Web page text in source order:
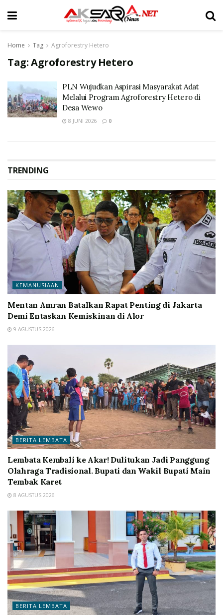
Home Tag Agroforestry Hetero
Tag:Agroforestry Hetero
PLN Wujudkan Aspirasi Masyarakat Adat
Melalui Program Agroforestry Hetero di
Desa Wewo
8 JUNI 2026 0
TRENDING
KEMANUSIAAN
Mentan Amran Batalkan Rapat Penting di Jakarta
Demi Entaskan Kemiskinan di Alor
9 AGUSTUS 2026
BERITA LEMBATA
Lembata Kembali ke Akar! Dulitukan Jadi Panggung
Olahraga Tradisional. Bupati dan Wakil Bupati Main
Tembak Karet
8 AGUSTUS 2026
BERITA LEMBATA